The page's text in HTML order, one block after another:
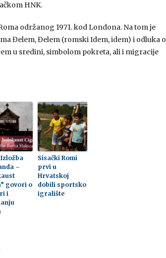
HNK.
održanog 1971. kod Londona. Na tom je
Đelem, Đelem (romski Idem, idem) i odluka o
u sredini, simbolom pokreta, ali i migracije
–
govori o
i
Sisački Romi
prvi u
Hrvatskoj
dobili sportsko
igralište